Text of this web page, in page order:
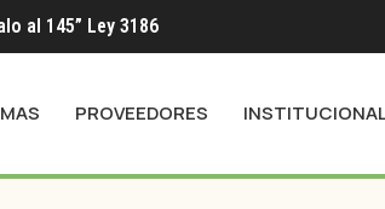
al 145” Ley 3186
PROVEEDORES